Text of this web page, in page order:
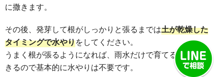
に撒きます。
その後、発芽して根がしっかりと張るまでは土が乾燥した
タイミングで水やりをしてください。
うまく根が張るようになれば、雨水だけで育てることがで
きるので基本的に水やりは不要です。